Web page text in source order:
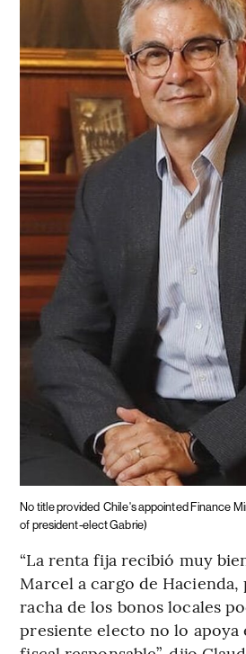
No title provided Chile's appointed Finance
of president-elect Gabrie)
“La renta fija recibió muy
Marcel a cargo de Hacienda,
racha de los bonos locales
presiente electo no lo apoya